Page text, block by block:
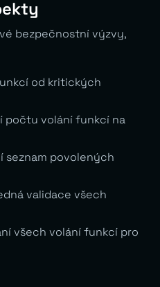
bezpečnostní výzvy,
od kritických
počtu volání funkcí na
seznam povolených
validace všech
všech volání funkcí pro